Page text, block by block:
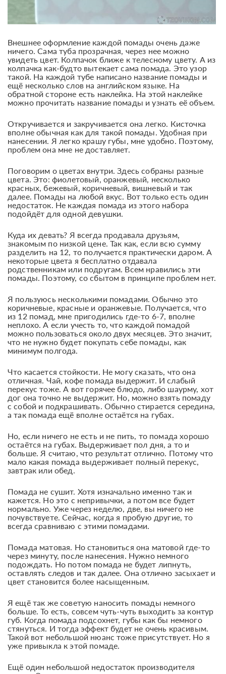
Внешнее оформление каждой помады очень даже
ничего. Сама туба прозрачная, через нее можно
увидеть цвет. Колпачок ближе к телесному цвету. А из
колпачка как-будто вытекает сама помада. Это узор
такой. На каждой тубе написано название помады и
ещё несколько слов на английском языке. На
обратной стороне есть наклейка. На этой наклейке
можно прочитать название помады и узнать её объем.
Откручивается и закручивается она легко. Кисточка
вполне обычная как для такой помады. Удобная при
нанесении. Я легко крашу губы, мне удобно. Поэтому,
проблем она мне не доставляет.
Поговорим о цветах внутри. Здесь собраны разные
цвета. Это: фиолетовый, оранжевый, несколько
красных, бежевый, коричневый, вишневый и так
далее. Помады на любой вкус. Вот только есть один
недостаток. Не каждая помада из этого набора
подойдёт для одной девушки.
Куда их девать? Я всегда продавала друзьям,
знакомым по низкой цене. Так как, если всю сумму
разделить на 12, то получается практически даром. А
некоторые цвета я бесплатно отдавала
родственникам или подругам. Всем нравились эти
помады. Поэтому, со сбытом в принципе проблем нет.
Я пользуюсь несколькими помадами. Обычно это
коричневые, красные и оранжевые. Получается, что
из 12 помад, мне пригодились где-то 6-7, вполне
неплохо. А если учесть то, что каждой помадой
можно пользоваться около двух месяцев. Это значит,
что не нужно будет покупать себе помады, как
минимум полгода.
Что касается стойкости. Не могу сказать, что она
отличная. Чай, кофе помада выдержит. И слабый
перекус тоже. А вот горячее блюдо, либо шаурму, хот
дог она точно не выдержит. Но, можно взять помаду
с собой и подкрашивать. Обычно стирается середина,
а так помада ещё вполне остаётся на губах.
Но, если ничего не есть и не пить, то помада хорошо
остаётся на губах. Выдерживает пол дня, а то и
больше. Я считаю, что результат отлично. Потому что
мало какая помада выдерживает полный перекус,
завтрак или обед.
Помада не сушит. Хотя изначально именно так и
кажется. Но это с непривычки, а потом все будет
нормально. Уже через неделю, две, вы ничего не
почувствуете. Сейчас, когда я пробую другие, то
всегда сравниваю с этими помадами.
Помада матовая. Но становиться она матовой где-то
через минуту, после нанесения. Нужно немного
подождать. Но потом помада не будет липнуть,
оставлять следов и так далее. Она отлично засыхает и
цвет становится более насыщенным.
Я ещё так же советую наносить помады немного
больше. То есть, совсем чуть-чуть выходить за контур
губ. Когда помада подсохнет, губы как бы немного
стянуться. И тогда эффект будет не очень красивым.
Такой вот небольшой нюанс тоже присутствует. Но я
уже привыкла к этой помаде.
Ещё один небольшой недостаток производителя